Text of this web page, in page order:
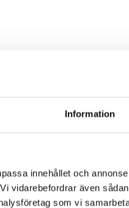
Information
innehållet och
vidarebefordrar även
som vi